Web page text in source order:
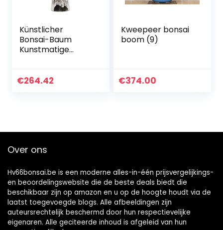
Künstlicher
Bonsai-Baum
Kunstmatige
welkom ceder
€264.42
Kweepeer bonsai
boom (9)
€374.00
Over ons
Hv66bonsai.be is een moderne alles-in-één prijsvergelijkings-
en beoordelingswebsite die de beste deals biedt die
beschikbaar zijn op amazon en u op de hoogte houdt via de
laatst toegevoegde blogs. Alle afbeeldingen zijn
auteursrechtelijk beschermd door hun respectievelijke
eigenaren. Alle geciteerde inhoud is afgeleid van hun